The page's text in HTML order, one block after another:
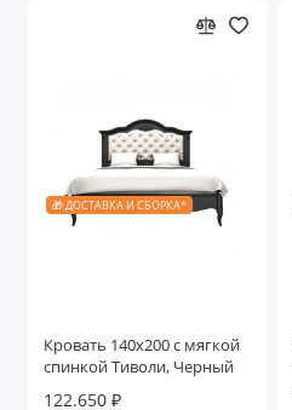
🎁 ДОСТАВКА И СБОРКА*
Кровать 140x200 с мягкой
спинкой Тиволи, Черный
122.650 ₽